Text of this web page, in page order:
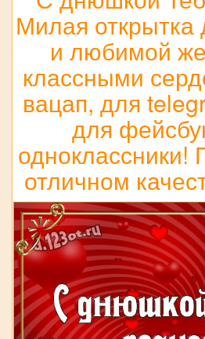
Милая открытка
и любимой
классными
вацап, для
для
одноклассники!
отличном